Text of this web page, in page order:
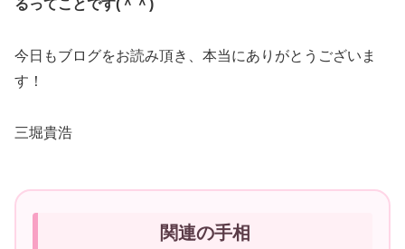
るってことです(＾＾)
今日もブログをお読み頂き、本当にありがとうございま
す！
三堀貴浩
関連の手相